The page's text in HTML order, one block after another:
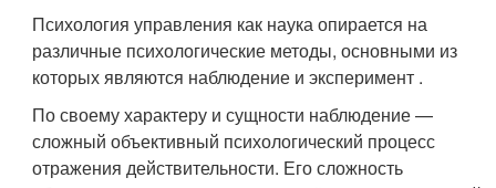
Психология управления как наука опирается на
различные психологические методы, основными из
которых являются наблюдение и эксперимент .
По своему характеру и сущности наблюдение —
сложный объективный психологический процесс
отражения действительности. Его сложность